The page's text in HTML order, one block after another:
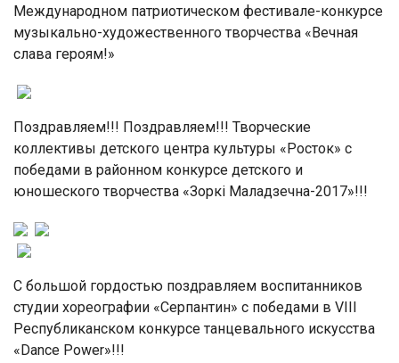
Международном патриотическом фестивале-конкурсе
музыкально-художественного творчества «Вечная
слава героям!»
Поздравляем!!! Поздравляем!!! Творческие
коллективы детского центра культуры «Росток» с
победами в районном конкурсе детского и
юношеского творчества «Зоркі Маладзечна-2017»!!!
С большой гордостью поздравляем воспитанников
студии хореографии «Серпантин» с победами в VIII
Республиканском конкурсе танцевального искусства
«Dance Power»!!!